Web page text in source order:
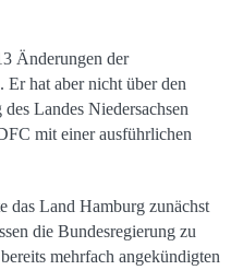
Änderungen der
Er hat aber nicht über den
Landes Niedersachsen
mit einer ausführlichen
das Land Hamburg zunächst
die Bundesregierung zu
mehrfach angekündigten